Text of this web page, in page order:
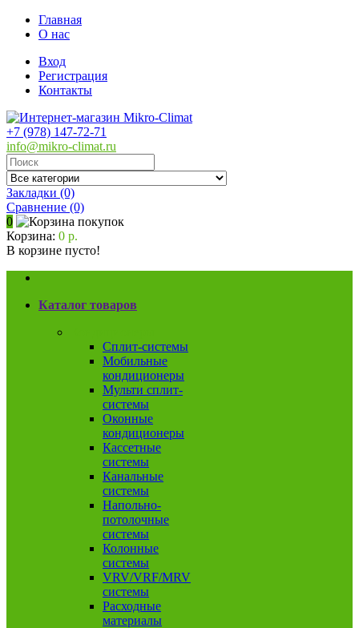
Главная
О нас
Вход
Регистрация
Контакты
+7 (978) 147-72-71
info@mikro-climat.ru
Закладки (0)
Сравнение (0)
0
Корзина: 0 р.
В корзине пусто!
Каталог товаров
Сплит-системы
Мобильные
кондиционеры
Мульти сплит-
системы
Оконные
кондиционеры
Кассетные
системы
Канальные
системы
Напольно-
потолочные
системы
Колонные
системы
VRV/VRF/MRV
системы
Расходные
материалы